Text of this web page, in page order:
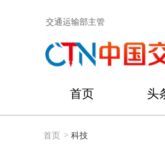
交通运输部主管
首页 头
首页 > 科技